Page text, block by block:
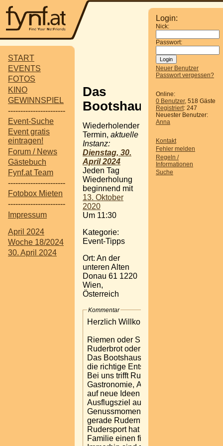
START
EVENTS
FOTOS
KINO
GEWINNSPIEL
-----------------------
Event-Suche
Event gratis
eintragen!
Forum / News
Gästebuch
Fynf.at Team
-----------------------
Fotobox Mieten
-----------------------
Impressum
April 2024
Woche 18/2024
30. April 2024
Login:
Nick:
Passwort:
Neuer Benutzer
Passwort vergessen?
Online:
0 Benutzer, 518 Gäste
Registriert: 247
Neuester Benutzer:
Anna
Kontakt
Fehler melden
Regeln /
Informationen
Suche
Das
Bootshaus
Wiederholender
Termin, aktuelle
Instanz:
Dienstag, 30.
April 2024
Jeden Tag
Wiederholung
beginnend mit
13. Oktober
2020
Um 11:30
Kategorie:
Event-Tipps
Ort: An der
unteren Alten
Donau 61 1220
Wien,
Österreich
Kommentar
Herzlich Willkommen
Riemen oder Skulls?
Ruderbrot oder Achterl?
Das Bootshaus ist immer
die richtige Entscheidung.
Bei uns trifft Rudersport auf
Gastronomie, Alte Donau
auf neue Ideen und
Ausflugsziel auf
Genussmomente. Warum
gerade Rudern? Der
Rudersport hat in unserer
Familie einen fixen Platz.